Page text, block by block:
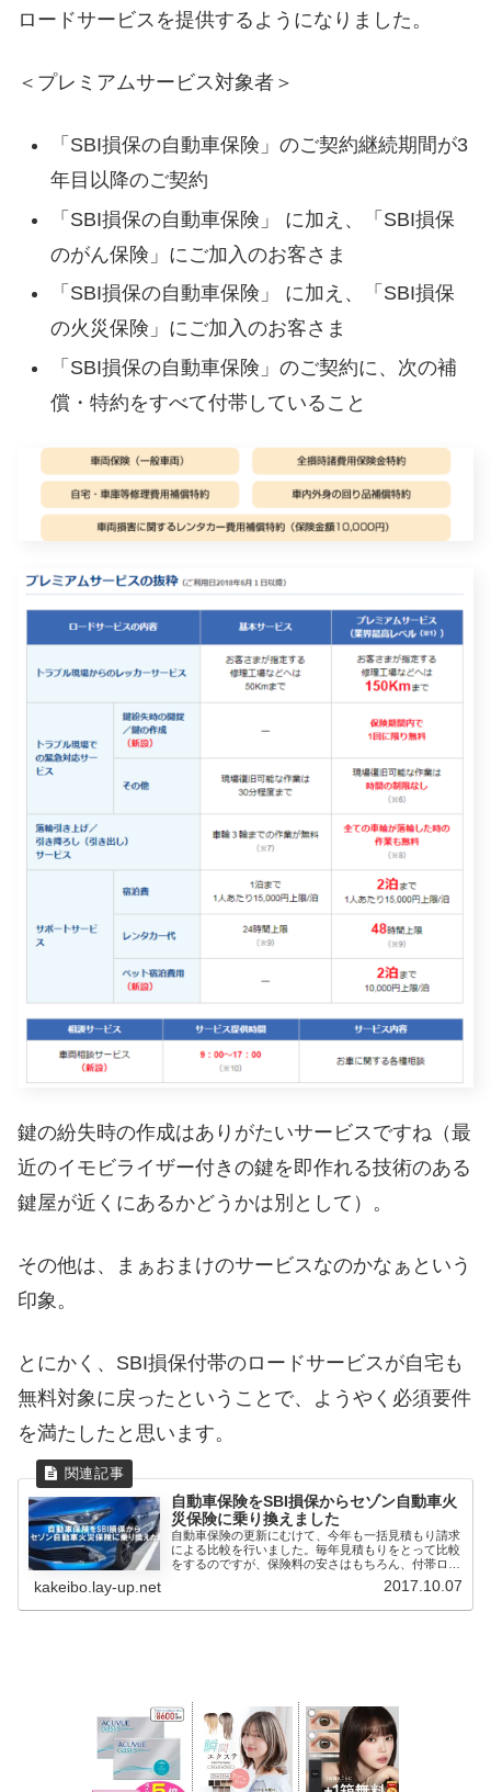
ロードサービスを提供するようになりました。
＜プレミアムサービス対象者＞
「SBI損保の自動車保険」のご契約継続期間が3
年目以降のご契約
「SBI損保の自動車保険」 に加え、「SBI損保
のがん保険」にご加入のお客さま
「SBI損保の自動車保険」 に加え、「SBI損保
の火災保険」にご加入のお客さま
「SBI損保の自動車保険」のご契約に、次の補
償・特約をすべて付帯していること
鍵の紛失時の作成はありがたいサービスですね（最
近のイモビライザー付きの鍵を即作れる技術のある
鍵屋が近くにあるかどうかは別として）。
その他は、まぁおまけのサービスなのかなぁという
印象。
とにかく、SBI損保付帯のロードサービスが自宅も
無料対象に戻ったということで、ようやく必須要件
を満たしたと思います。
自動車保険をSBI損保からセゾン自動車火
災保険に乗り換えました
自動車保険の更新にむけて、今年も一括見積もり請求
による比較を行いました。毎年見積もりをとって比較
をするのですが、保険料の安さはもちろん、付帯ロー
kakeibo.lay-up.net 2017.10.07